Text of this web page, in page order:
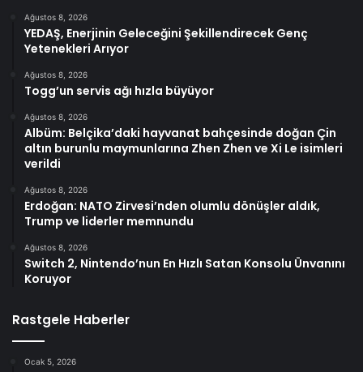
Ağustos 8, 2026
YEDAŞ, Enerjinin Geleceğini Şekillendirecek Genç
Yetenekleri Arıyor
Ağustos 8, 2026
Togg’un servis ağı hızla büyüyor
Ağustos 8, 2026
Albüm: Belçika’daki hayvanat bahçesinde doğan Çin
altın burunlu maymunlarına Zhen Zhen ve Xi Le isimleri
verildi
Ağustos 8, 2026
Erdoğan: NATO Zirvesi’nden olumlu dönüşler aldık,
Trump ve liderler memnundu
Ağustos 8, 2026
Switch 2, Nintendo’nun En Hızlı Satan Konsolu Ünvanını
Koruyor
Rastgele Haberler
Ocak 5, 2026